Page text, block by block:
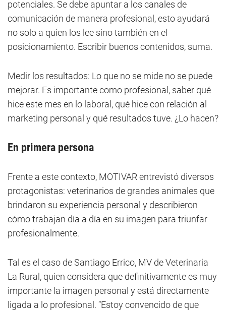
potenciales. Se debe apuntar a los canales de
comunicación de manera profesional, esto ayudará
no solo a quien los lee sino también en el
posicionamiento. Escribir buenos contenidos, suma.
Medir los resultados: Lo que no se mide no se puede
mejorar. Es importante como profesional, saber qué
hice este mes en lo laboral, qué hice con relación al
marketing personal y qué resultados tuve. ¿Lo hacen?
En primera persona
Frente a este contexto, MOTIVAR entrevistó diversos
protagonistas: veterinarios de grandes animales que
brindaron su experiencia personal y describieron
cómo trabajan día a día en su imagen para triunfar
profesionalmente.
Tal es el caso de Santiago Errico, MV de Veterinaria
La Rural, quien considera que definitivamente es muy
importante la imagen personal y está directamente
ligada a lo profesional. “Estoy convencido de que